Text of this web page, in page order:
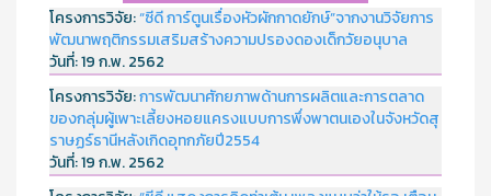
โครงการวิจัย:“ซีดี การ์ตูนเรื่องหัวผักกาดยักษ์”จากงานวิจัยการ
พัฒนาพฤติกรรมเสริมสร้างความปรองดองเด็กวัยอนุบาล
วันที่:19 ก.พ. 2562
โครงการวิจัย:การพัฒนาศักยภาพด้านการผลิตและการตลาด
ของกลุ่มผู้เพาะเลี้ยงหอยแครงแบบการพึ่งพาตนเองในจังหวัดสุ
ราษฏร์ธานีหลังเกิดอุทกภัยปี2554
วันที่:19 ก.พ. 2562